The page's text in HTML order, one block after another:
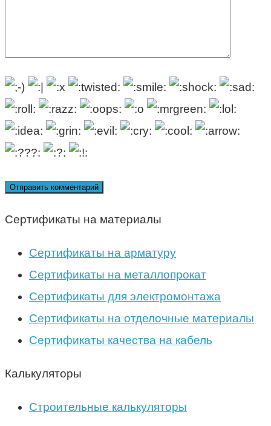
Сертификаты на материалы
Сертификаты на арматуру
Сертификаты на металлопрокат
Сертификаты для электромонтажа
Сертификаты на отделочные материалы
Сертификаты качества на кабель
Калькуляторы
Строительные калькуляторы